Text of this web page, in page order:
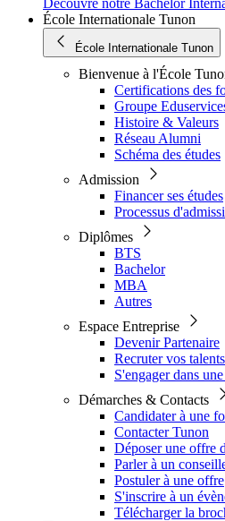
Découvre notre Bachelor
École Internationale Tunon
École Internationale Tunon
Bienvenue à l'École
Certifications des
Groupe
Histoire & Valeurs
Réseau Alumni
Schéma des études
Admission
Financer ses études
Processus
Diplômes
BTS
Bachelor
MBA
Autres
Espace Entreprise
Devenir Partenaire
Recruter vos talents
S'engager dans
Démarches & Contacts
Candidater à une
Contacter Tunon
Déposer une offre
Parler à un
Postuler à une offre
S'inscrire à un
Télécharger la